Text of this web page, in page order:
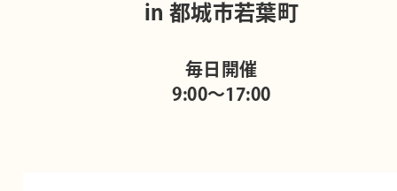
in 都城市若葉町
毎日開催
9:00～17:00